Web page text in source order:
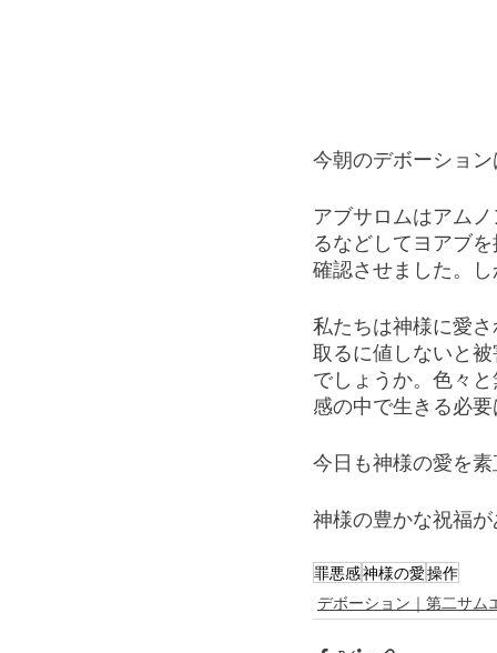
今朝のデボーショ
アブサロムはアム
るなどしてヨアブ
確認させました。
私たちは神様に愛
取るに値しないと
でしょうか。色々
感の中で生きる必
今日も神様の愛を
神様の豊かな祝福
罪悪感神様の愛操作
デボーション｜第二サム